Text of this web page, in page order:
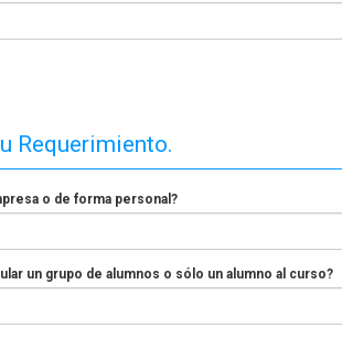
Requerimiento.
o de forma personal?
un grupo de alumnos o sólo un alumno al curso?